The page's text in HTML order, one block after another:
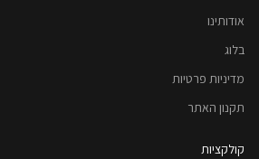
אודותינו
בלוג
מדיניות פרטיות
תקנון האתר
קולקציות